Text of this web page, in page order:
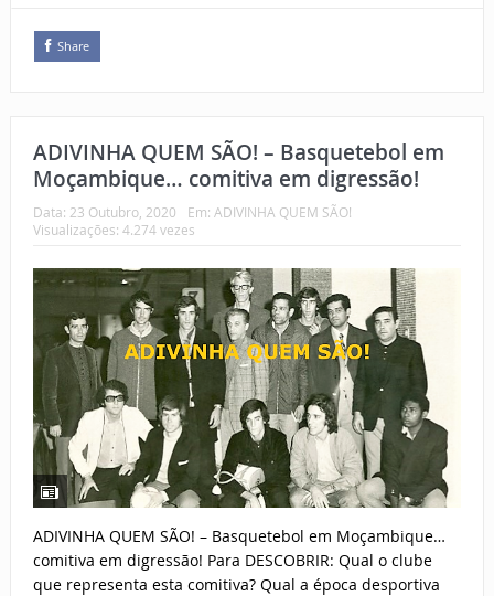
Share
ADIVINHA QUEM SÃO! – Basquetebol em
Moçambique… comitiva em digressão!
Data: 23 Outubro, 2020 Em: ADIVINHA QUEM SÃO!
Visualizações: 4.274 vezes
ADIVINHA QUEM SÃO! – Basquetebol em Moçambique…
comitiva em digressão! Para DESCOBRIR: Qual o clube
que representa esta comitiva? Qual a época desportiva